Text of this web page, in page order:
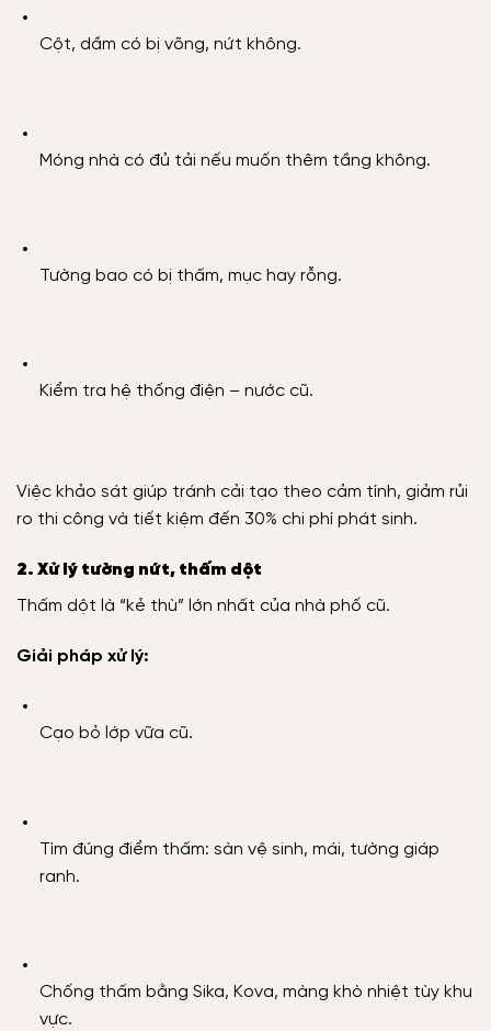
Cột, dầm có bị võng, nứt không.
Móng nhà có đủ tải nếu muốn thêm tầng không.
Tường bao có bị thấm, mục hay rỗng.
Kiểm tra hệ thống điện – nước cũ.
Việc khảo sát giúp tránh cải tạo theo cảm tính, giảm rủi
ro thi công và tiết kiệm đến 30% chi phí phát sinh.
2. Xử lý tường nứt, thấm dột
Thấm dột là “kẻ thù” lớn nhất của nhà phố cũ.
Giải pháp xử lý:
Cạo bỏ lớp vữa cũ.
Tìm đúng điểm thấm: sàn vệ sinh, mái, tường giáp
ranh.
Chống thấm bằng Sika, Kova, màng khò nhiệt tùy khu
vực.